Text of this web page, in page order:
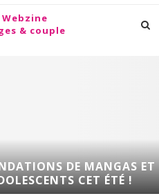
DE MANGAS ET
CET ÉTÉ !